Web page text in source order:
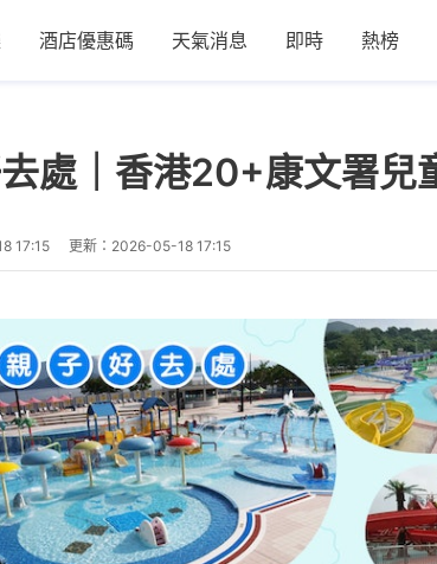
酒店優惠碼 天氣消息 即時 熱榜
處｜香港20+康文署
17:15 更新： 2026-05-18 17:15